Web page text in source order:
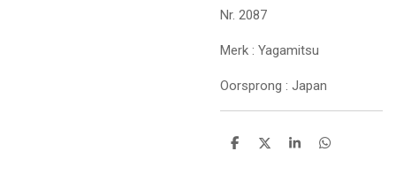
Nr. 2087
Merk : Yagamitsu
Oorsprong : Japan
D
D
S
D